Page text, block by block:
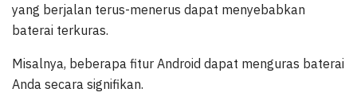
yang berjalan terus-menerus dapat menyebabkan
baterai terkuras.
Misalnya, beberapa fitur Android dapat menguras baterai
Anda secara signifikan.